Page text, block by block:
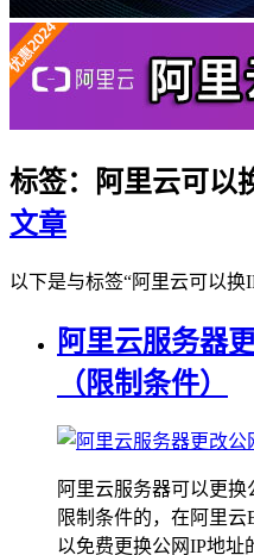
标签：阿里云可以
文章
以下是与标签“阿里云可以换
阿里云服务器
（限制条件）
阿里云服务器可以更
限制条件的，在阿里
以免费更换公网IP地址